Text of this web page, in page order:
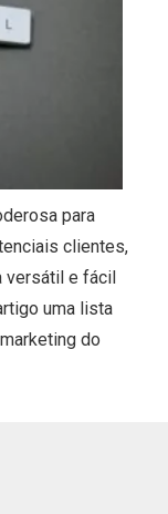
para
clientes,
versátil e fácil
uma lista
do